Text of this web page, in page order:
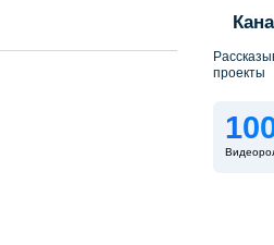
проекты